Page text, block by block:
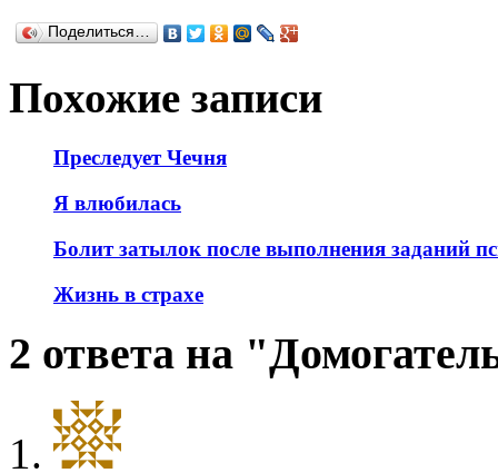
Поделиться…
Похожие записи
Преследует Чечня
Я влюбилась
Болит затылок после выполнения заданий
Жизнь в страхе
2 ответа на